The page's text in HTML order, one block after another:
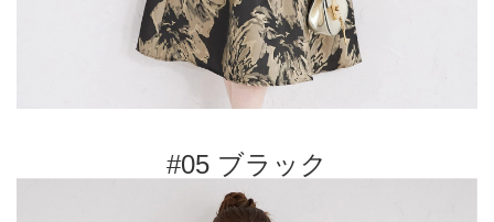
#05 ブラック